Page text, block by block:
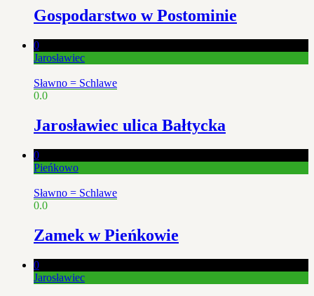
Gospodarstwo w Postominie
0
Jarosławiec
Sławno = Schlawe
0.0
Jarosławiec ulica Bałtycka
0
Pieńkowo
Sławno = Schlawe
0.0
Zamek w Pieńkowie
0
Jarosławiec